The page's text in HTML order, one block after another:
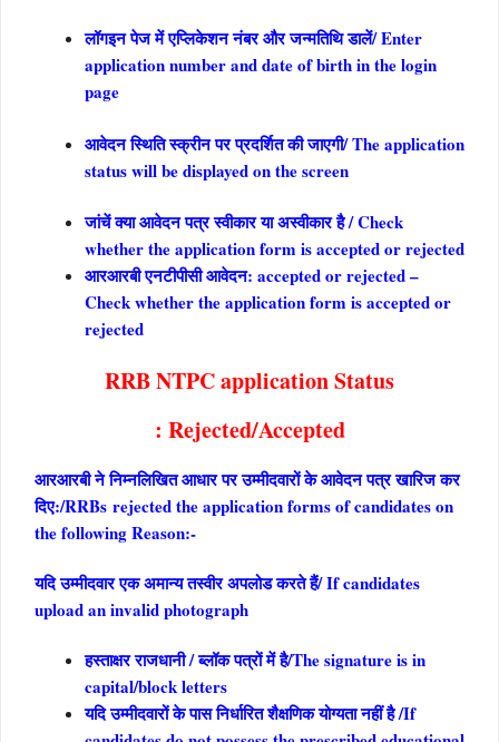
लॉगइन पेज में एप्लिकेशन नंबर और जन्मतिथि डालें/ Enter
application number and date of birth in the login
page
आवेदन स्थिति स्क्रीन पर प्रदर्शित की जाएगी/ The application
status will be displayed on the screen
जांचें क्या आवेदन पत्र स्वीकार या अस्वीकार है / Check
whether the application form is accepted or rejected
आरआरबी एनटीपीसी आवेदन: accepted or rejected –
Check whether the application form is accepted or
rejected
RRB NTPC applicationStatus
: Rejected/Accepted
आरआरबी ने निम्नलिखित आधार पर उम्मीदवारों के आवेदन पत्र खारिज कर
दिए:/RRBs rejected the application forms of candidates on
the following Reason:-
यदि उम्मीदवार एक अमान्य तस्वीर अपलोड करते हैं/ If candidates
upload an invalid photograph
हस्ताक्षर राजधानी / ब्लॉक पत्रों में है/The signature is in
capital/block letters
यदि उम्मीदवारों के पास निर्धारित शैक्षणिक योग्यता नहीं है /If